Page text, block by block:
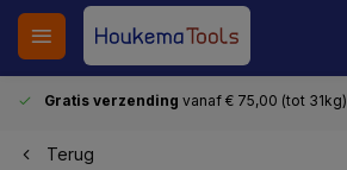
Gratis verzending vanaf € 75,00 (tot 31kg)
Terug